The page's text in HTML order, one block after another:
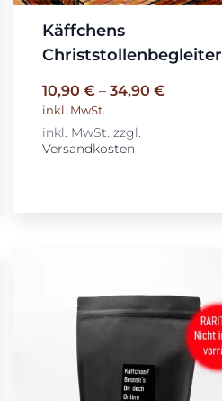
Käffchens
Christstollenbegleiter
10,90 €– 34,90 €
inkl. MwSt.
inkl. MwSt. zzgl.
Versandkosten